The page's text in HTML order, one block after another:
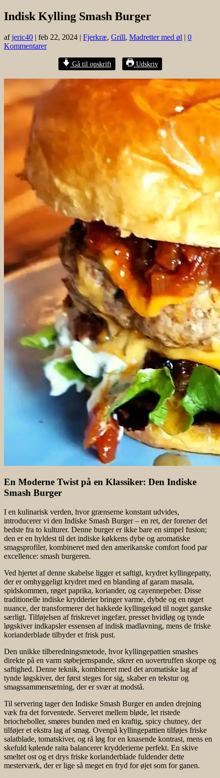
Indisk Kylling Smash Burger
afjeric40 | feb 22, 2024 | Fjerkræ, Grill, Madretter med øl | 0
Kommentarer
Gå til opskrift Udskriv
En Moderne Twist på en Klassiker: Den Indiske
Smash Burger
I en kulinarisk verden, hvor grænserne konstant udvides,
introducerer vi den Indiske Smash Burger – en ret, der forener det
bedste fra to kulturer. Denne burger er ikke bare en simpel fusion;
den er en hyldest til det indiske køkkens dybe og aromatiske
smagsprofiler, kombineret med den amerikanske comfort food par
excellence: smash burgeren.
Ved hjertet af denne skabelse ligger et saftigt, krydret kyllingepatty,
der er omhyggeligt krydret med en blanding af garam masala,
spidskommen, røget paprika, koriander, og cayennepeber. Disse
traditionelle indiske krydderier bringer varme, dybde og en røget
nuance, der transformerer det hakkede kyllingekød til noget ganske
særligt. Tilføjelsen af friskrevet ingefær, presset hvidløg og tynde
løgskiver indkapsler essensen af indisk madlavning, mens de friske
korianderblade tilbyder et frisk pust.
Den unikke tilberedningsmetode, hvor kyllingepattien smashes
direkte på en varm støbejernspande, sikrer en uovertruffen skorpe og
saftighed. Denne teknik, kombineret med det aromatiske lag af
tynde løgskiver, der først steges for sig, skaber en tekstur og
smagssammensætning, der er svær at modstå.
Til servering tager den Indiske Smash Burger en anden drejning
væk fra det forventede. Serveret mellem bløde, let ristede
briocheboller, smøres bunden med en kraftig, spicy chutney, der
tilføjer et ekstra lag af smag. Ovenpå kyllingepattien tilføjes friske
salatblade, tomatskiver, og rå løg for en knasende kontrast, mens en
skefuld kølende raita balancerer krydderierne perfekt. En skive
smeltet ost og et drys friske korianderblade fuldender dette
mesterværk, der er lige så meget en fryd for øjet som for ganen.